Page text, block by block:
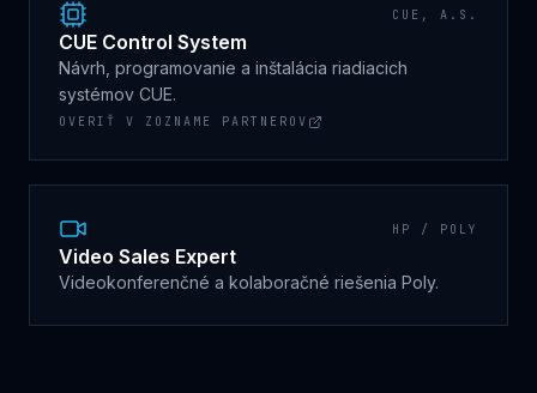
CUE, A.S.
CUE Control System
Návrh, programovanie a inštalácia riadiacich
systémov CUE.
OVERIŤ V ZOZNAME PARTNEROV
HP / POLY
Video Sales Expert
Videokonferenčné a kolaboračné riešenia Poly.